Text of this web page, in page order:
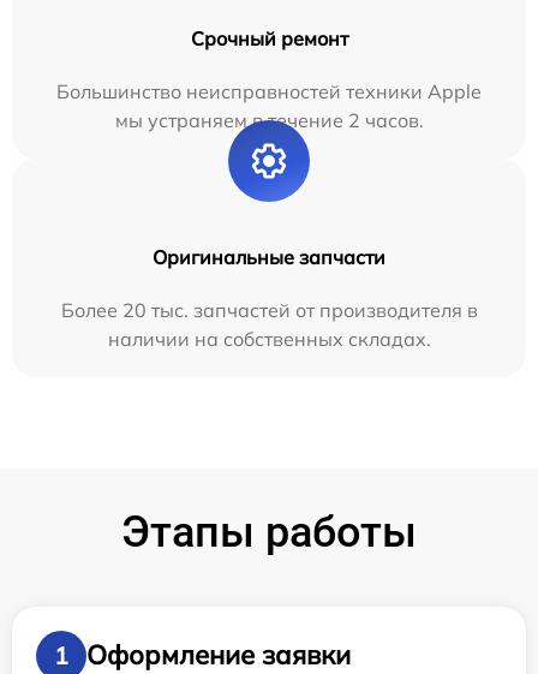
Срочный ремонт
Большинство неисправностей техники Apple
мы устраняем в течение 2 часов.
Оригинальные запчасти
Более 20 тыс. запчастей от производителя в
наличии на собственных складах.
Этапы работы
1
Оформление заявки